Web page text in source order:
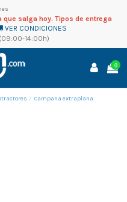
que salga hoy. Tipos de entrega
VER CONDICIONES
14:00h)
0
Campana extraplana